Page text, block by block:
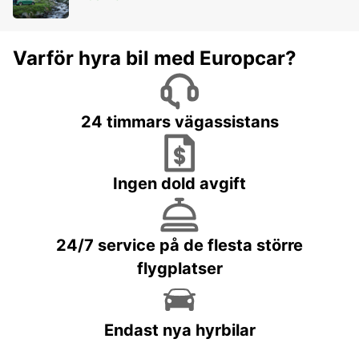
Varför hyra bil med Europcar?
24 timmars vägassistans
Ingen dold avgift
24/7 service på de flesta större
flygplatser
Endast nya hyrbilar